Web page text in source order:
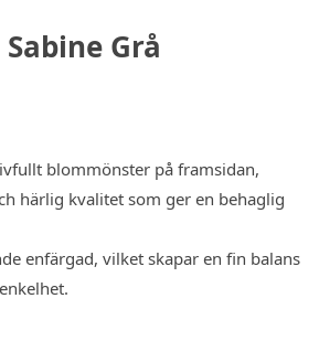
Grå
blommönster på framsidan,
härlig kvalitet som ger en behaglig
enfärgad, vilket skapar en fin balans